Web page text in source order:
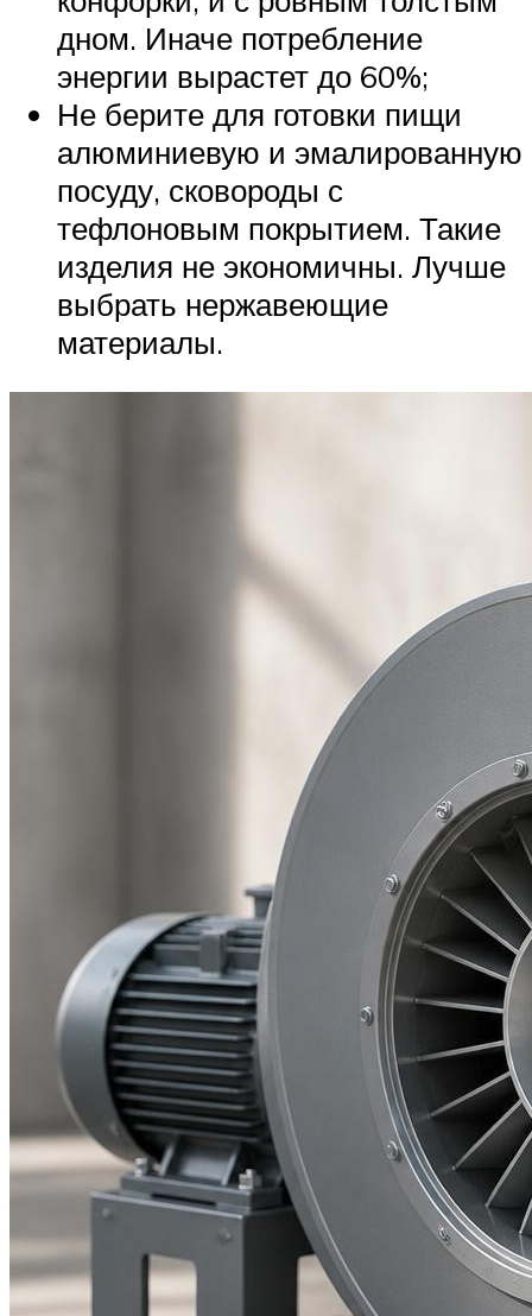
дном. Иначе потребление
энергии вырастет до 60%;
Не берите для готовки пищи
алюминиевую и эмалированную
посуду, сковороды с
тефлоновым покрытием. Такие
изделия не экономичны. Лучше
выбрать нержавеющие
материалы.